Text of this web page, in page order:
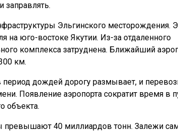
заправлять.
Эльгинского месторождения.
на юго-востоке Якутии. Из-за отдаленного
комплекса затруднена. Ближайший
км.
дождей дорогу размывает, и
Появление аэропорта сократит время в
объекта.
превышают 40 миллиардов тонн. Залежи